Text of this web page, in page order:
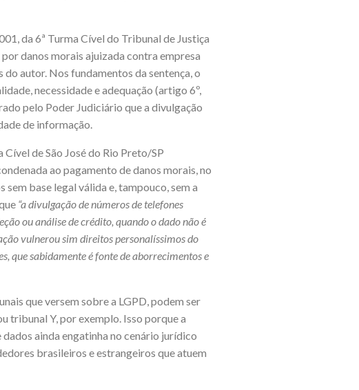
da 6ª Turma Cível do Tribunal de Justiça
danos morais ajuizada contra empresa
autor. Nos fundamentos da sentença, o
necessidade e adequação (artigo 6º,
pelo Poder Judiciário que a divulgação
de informação.
de São José do Rio Preto/SP
ao pagamento de danos morais, no
base legal válida e, tampouco, sem a
“a divulgação de números de telefones
ou análise de crédito, quando o dado não é
vulnerou sim direitos personalíssimos do
que sabidamente é fonte de aborrecimentos e
que versem sobre a LGPD, podem ser
tribunal Y, por exemplo. Isso porque a
ainda engatinha no cenário jurídico
brasileiros e estrangeiros que atuem